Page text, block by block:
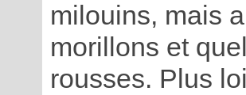
milouins, mais
morillons et
rousses. Plus